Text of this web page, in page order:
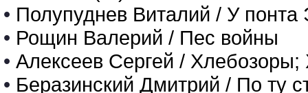
• Полупуднев Виталий / У понта
• Рощин Валерий / Пес войны
• Алексеев Сергей / Хлебозоры;
• Беразинский Дмитрий / По ту